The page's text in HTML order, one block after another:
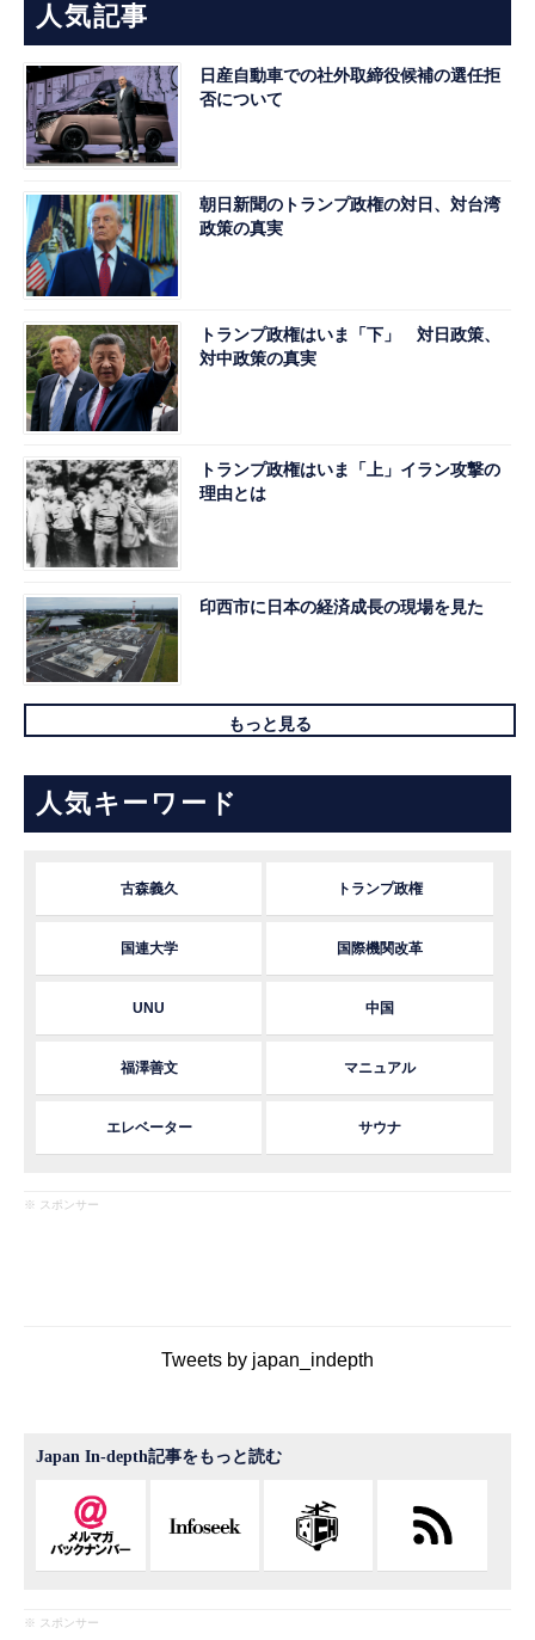
人気記事
日産自動車での社外取締役候補の選任拒
否について
朝日新聞のトランプ政権の対日、対台湾
政策の真実
トランプ政権はいま「下」 対日政策、
対中政策の真実
トランプ政権はいま「上」イラン攻撃の
理由とは
印西市に日本の経済成長の現場を見た
もっと見る
人気キーワード
古森義久 トランプ政権
国連大学 国際機関改革
UNU 中国
福澤善文 マニュアル
エレベーター サウナ
※ スポンサー
Tweets by japan_indepth
Japan In-depth記事をもっと読む
※ スポンサー